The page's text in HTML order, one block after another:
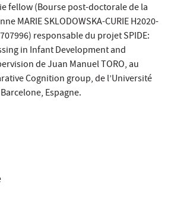
fellow (Bourse post-doctorale de la
MARIE SKLODOWSKA-CURIE H2020-
responsable du projet SPIDE:
in Infant Development and
de Juan Manuel TORO, au
Cognition group, de l’Université
Espagne.